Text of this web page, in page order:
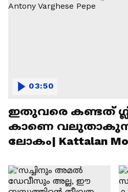
ഇതുവരെ കണ്ടത്
കാണെ വലുതാകുന്ന
ലോകം| Kattalan
03:50